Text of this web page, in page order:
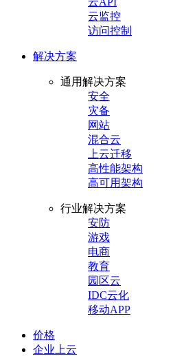
云监控
访问控制
解决方案
通用解决方案
安全
灾备
网站
混合云
上云迁移
高性能架构
高可用架构
行业解决方案
安防
游戏
电商
教育
园区云
IDC云化
移动APP
价格
企业上云